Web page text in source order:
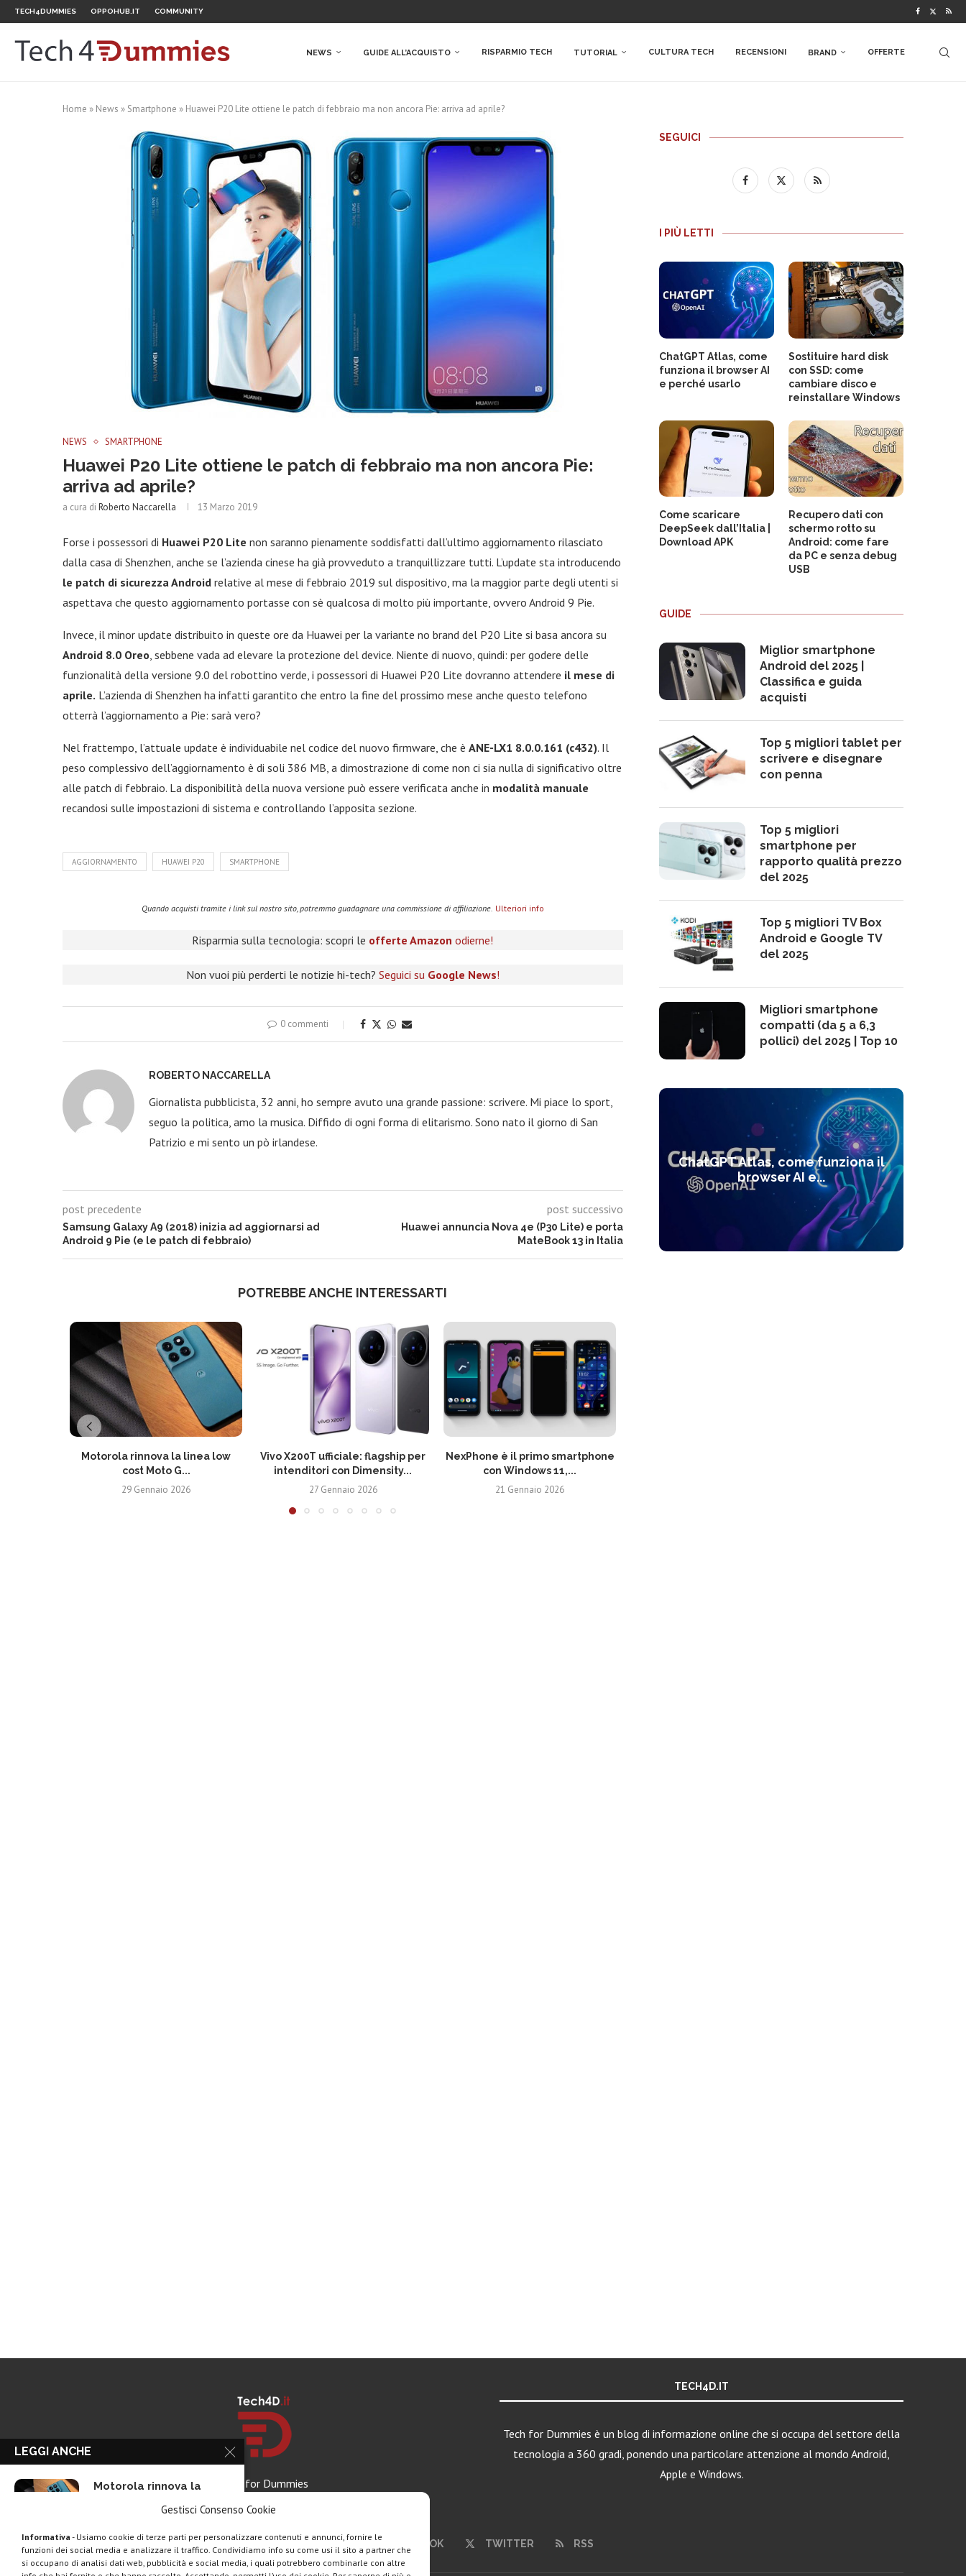
Gestisci Consenso Cookie
Informativa - Usiamo cookie di terze parti per personalizzare contenuti e annunci, fornire le
funzioni dei social media e analizzare il traffico. Condividiamo info su come usi il sito a partner che
si occupano di analisi dati web, pubblicità e social media, i quali potrebbero combinarle con altre
TECH4DUMMIES OPPOHUB.IT COMMUNITY
NEWS GUIDE ALL’ACQUISTO RISPARMIO TECH TUTORIAL CULTURA TECH RECENSIONI BRAND OFFERTE
Home » News » Smartphone » Huawei P20 Lite ottiene le patch di febbraio ma non ancora Pie: arriva ad aprile?
NEWS SMARTPHONE
Huawei P20 Lite ottiene le patch di febbraio ma non ancora Pie:
arriva ad aprile?
a cura di Roberto Naccarella 13 Marzo 2019
Forse i possessori di Huawei P20 Lite non saranno pienamente soddisfatti dall’ultimo aggiornamento rilasciato
dalla casa di Shenzhen, anche se l’azienda cinese ha già provveduto a tranquillizzare tutti. L’update sta introducendo
le patch di sicurezza Android relative al mese di febbraio 2019 sul dispositivo, ma la maggior parte degli utenti si
aspettava che questo aggiornamento portasse con sè qualcosa di molto più importante, ovvero Android 9 Pie.
Invece, il minor update distribuito in queste ore da Huawei per la variante no brand del P20 Lite si basa ancora su
Android 8.0 Oreo, sebbene vada ad elevare la protezione del device. Niente di nuovo, quindi: per godere delle
funzionalità della versione 9.0 del robottino verde, i possessori di Huawei P20 Lite dovranno attendere il mese di
aprile. L’azienda di Shenzhen ha infatti garantito che entro la fine del prossimo mese anche questo telefono
otterrà l’aggiornamento a Pie: sarà vero?
Nel frattempo, l’attuale update è individuabile nel codice del nuovo firmware, che è ANE-LX1 8.0.0.161 (c432). Il
peso complessivo dell’aggiornamento è di soli 386 MB, a dimostrazione di come non ci sia nulla di significativo oltre
alle patch di febbraio. La disponibilità della nuova versione può essere verificata anche in modalità manuale
recandosi sulle impostazioni di sistema e controllando l’apposita sezione.
AGGIORNAMENTO HUAWEI P20 SMARTPHONE
Quando acquisti tramite i link sul nostro sito, potremmo guadagnare una commissione di affiliazione. Ulteriori info
Risparmia sulla tecnologia: scopri le offerte Amazon odierne!
Non vuoi più perderti le notizie hi-tech? Seguici su Google News!
0 commenti
ROBERTO NACCARELLA
Giornalista pubblicista, 32 anni, ho sempre avuto una grande passione: scrivere. Mi piace lo sport,
seguo la politica, amo la musica. Diffido di ogni forma di elitarismo. Sono nato il giorno di San
Patrizio e mi sento un pò irlandese.
post precedente
Samsung Galaxy A9 (2018) inizia ad aggiornarsi ad
Android 9 Pie (e le patch di febbraio)
post successivo
Huawei annuncia Nova 4e (P30 Lite) e porta
MateBook 13 in Italia
POTREBBE ANCHE INTERESSARTI
Motorola rinnova la linea low
cost Moto G...
29 Gennaio 2026
Vivo X200T ufficiale: flagship per
intenditori con Dimensity...
27 Gennaio 2026
NexPhone è il primo smartphone
con Windows 11,...
21 Gennaio 2026
SEGUICI
I PIÙ LETTI
ChatGPT Atlas, come
funziona il browser AI
e perché usarlo
Sostituire hard disk
con SSD: come
cambiare disco e
reinstallare Windows
Come scaricare
DeepSeek dall’Italia |
Download APK
Recupero dati con
schermo rotto su
Android: come fare
da PC e senza debug
USB
GUIDE
Miglior smartphone
Android del 2025 |
Classifica e guida
acquisti
Top 5 migliori tablet per
scrivere e disegnare
con penna
Top 5 migliori
smartphone per
rapporto qualità prezzo
del 2025
Top 5 migliori TV Box
Android e Google TV
del 2025
Migliori smartphone
compatti (da 5 a 6,3
pollici) del 2025 | Top 10
ChatGPT Atlas, come funziona il
browser AI e...
Tech for Dummies
TECH4D.IT
Tech for Dummies è un blog di informazione online che si occupa del settore della
tecnologia a 360 gradi, ponendo una particolare attenzione al mondo Android,
Apple e Windows.
FACEBOOK TWITTER RSS
LEGGI ANCHE
Motorola rinnova la
Vivo X200T ufficiale:
flagship per intenditori...